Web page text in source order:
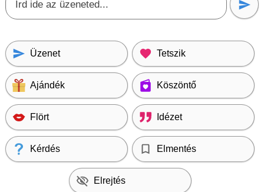
Üzenet Tetszik
Ajándék Köszöntő
Flört Idézet
Kérdés Elmentés
Elrejtés